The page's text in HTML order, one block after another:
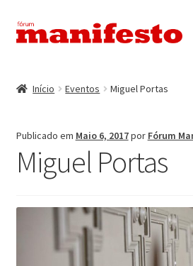
Ir
para
Saltar
para
Eventos
Revista Manifesto
Início Eventos Miguel Portas
Publicado em Maio 6, 2017por Fórum
Miguel Portas